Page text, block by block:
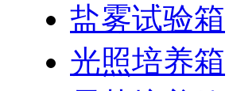
盐雾试验箱
光照培养箱